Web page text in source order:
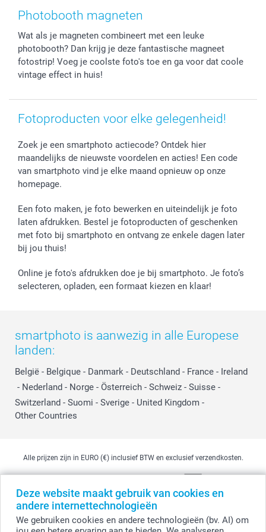
Deze website maakt gebruik van cookies en
andere internettechnologieën
We gebruiken cookies en andere technologieën (bv. AI) om
Stickers en Etiketten
Fotokaders, Decoratie en Snoepjes
Fotokalenders & Fotoagenda's
Geschenken voor hem
Moederdag
Vaderdag
Verjaardag
Voorwaarden
Klachtenregeling
Wettelijke garantie
Privacybeleid
Prijslijst
Jobs & Stages
smartgarantie
Betalingsmogelijkheden
Grote bestellingen
Levering
smartfriends
Photobooth magneten
Wat als je magneten combineert met een leuke
photobooth? Dan krijg je deze fantastische magneet
fotostrip! Voeg je coolste foto's toe en ga voor dat coole
vintage effect in huis!
Fotoproducten voor elke gelegenheid!
Zoek je een smartphoto actiecode? Ontdek hier
maandelijks de nieuwste voordelen en acties! Een code
van smartphoto vind je elke maand opnieuw op onze
homepage.
Een foto maken, je foto bewerken en uiteindelijk je foto
laten afdrukken. Bestel je fotoproducten of geschenken
met foto bij smartphoto en ontvang ze enkele dagen later
bij jou thuis!
Online je foto's afdrukken doe je bij smartphoto. Je foto’s
selecteren, opladen, een formaat kiezen en klaar!
smartphoto is aanwezig in alle Europese
landen:
België - Belgique - Danmark - Deutschland - France - Ireland
- Nederland - Norge - Österreich - Schweiz - Suisse -
Switzerland - Suomi - Sverige - United Kingdom -
Other Countries
© smartphoto group. Alle rechten voorbehouden
smartphoto group NV.
Kwatrechtsteenweg 160, 9230 Wetteren, België
BTW-nummer BE 0405.706.755
Alle prijzen zijn in EURO (€) inclusief BTW en exclusief verzendkosten.